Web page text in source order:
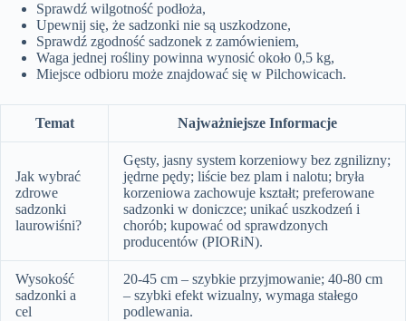
Sprawdź wilgotność podłoża,
Upewnij się, że sadzonki nie są uszkodzone,
Sprawdź zgodność sadzonek z zamówieniem,
Waga jednej rośliny powinna wynosić około 0,5 kg,
Miejsce odbioru może znajdować się w Pilchowicach.
Temat Najważniejsze Informacje
Jak wybrać
zdrowe
sadzonki
laurowiśni?
Gęsty, jasny system korzeniowy bez zgnilizny;
jędrne pędy; liście bez plam i nalotu; bryła
korzeniowa zachowuje kształt; preferowane
sadzonki w doniczce; unikać uszkodzeń i
chorób; kupować od sprawdzonych
producentów (PIORiN).
Wysokość
sadzonki a
cel
20-45 cm – szybkie przyjmowanie; 40-80 cm
– szybki efekt wizualny, wymaga stałego
podlewania.